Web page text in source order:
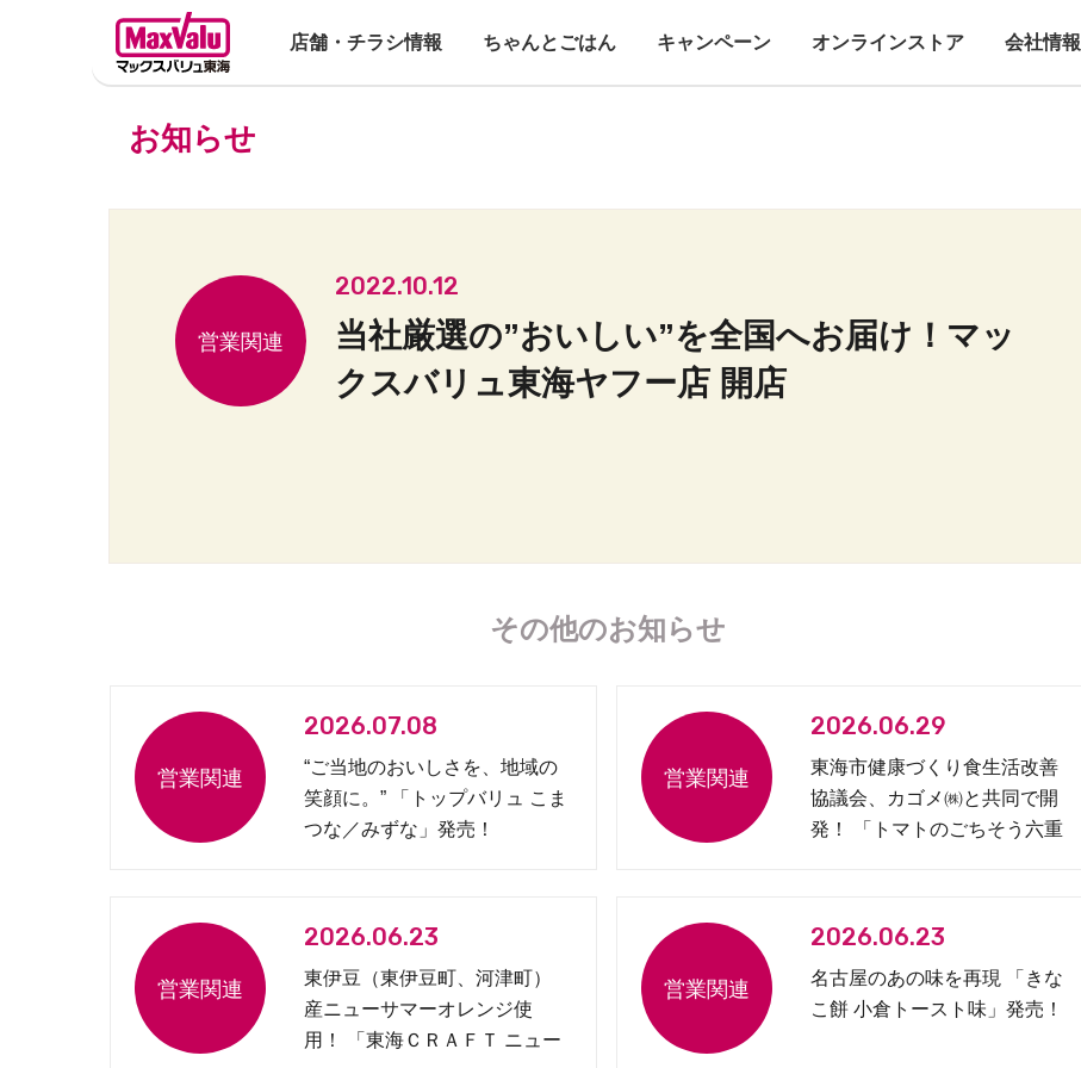
店舗・チラシ情報 ちゃんとごはん キャンペーン オンラインストア 会社情報
お知らせ
2022.10.12
当社厳選の”おいしい”を全国へお届け！マッ
クスバリュ東海ヤフー店 開店
その他のお知らせ
2026.07.08
“ご当地のおいしさを、地域の
笑顔に。” 「トップバリュ こま
つな／みずな」発売！
2026.06.29
東海市健康づくり食生活改善
協議会、カゴメ㈱と共同で開
発！ 「トマトのごちそう六重
2026.06.23
東伊豆（東伊豆町、河津町）
産ニューサマーオレンジ使
用！ 「東海ＣＲＡＦＴ ニュー
2026.06.23
名古屋のあの味を再現 「きな
こ餅 小倉トースト味」発売！